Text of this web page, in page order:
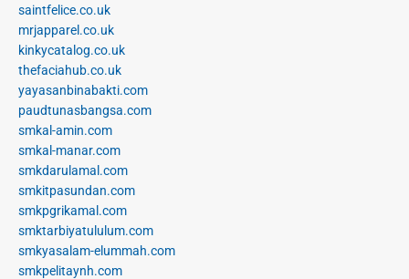
saintfelice.co.uk
mrjapparel.co.uk
kinkycatalog.co.uk
thefaciahub.co.uk
yayasanbinabakti.com
paudtunasbangsa.com
smkal-amin.com
smkal-manar.com
smkdarulamal.com
smkitpasundan.com
smkpgrikamal.com
smktarbiyatululum.com
smkyasalam-elummah.com
smkpelitaynh.com